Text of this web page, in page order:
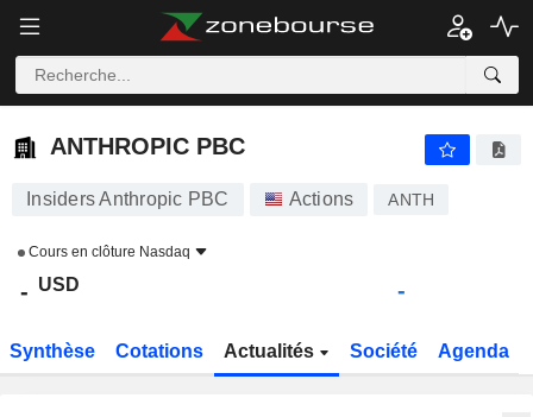
ANTHROPIC PBC
ANTHROPIC PBC
Insiders Anthropic PBC Actions ANTH
Cours en clôture Nasdaq
- USD -
Synthèse Cotations Actualités Société Agenda